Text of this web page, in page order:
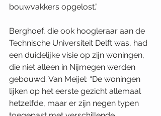
bouwvakkers opgelost.”
Berghoef, die ook hoogleraar aan de
Technische Universiteit Delft was, had
een duidelijke visie op zijn woningen,
die niet alleen in Nijmegen werden
gebouwd. Van Meijel: “De woningen
lijken op het eerste gezicht allemaal
hetzelfde, maar er zijn negen typen